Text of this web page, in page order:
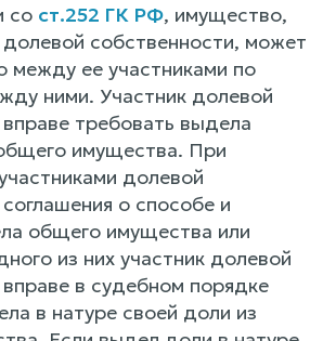
со ст.252 ГК РФ, имущество,
собственности, может
между ее участниками по
ними. Участник долевой
требовать выдела
имущества. При
долевой
о способе и
общего имущества или
из них участник долевой
в судебном порядке
в натуре своей доли из